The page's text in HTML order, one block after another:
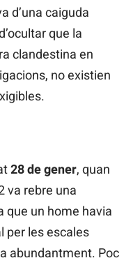
d’una caiguda
que la
clandestina en
no existien
28 de gener, quan
va rebre una
que un home havia
per les escales
abundantment. Poc